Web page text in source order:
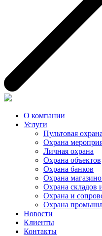
О компании
Услуги
Пультовая охрана
Охрана
Личная охрана
Oхрана объектов
Охрана банков
Охрана
Охрана складов
Охрана и
Охрана
Новости
Клиенты
Контакты